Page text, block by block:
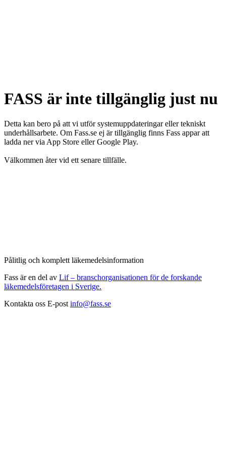
FASS är inte tillgänglig just nu
Detta kan bero på att vi utför systemuppdateringar eller tekniskt
underhållsarbete. Om Fass.se ej är tillgänglig finns Fass appar att
ladda ner via App Store eller Google Play.
Välkommen åter vid ett senare tillfälle.
Pålitlig och komplett läkemedelsinformation
Fass är en del av Lif – branschorganisationen för de forskande
läkemedelsföretagen i Sverige.
Kontakta oss E-post info@fass.se